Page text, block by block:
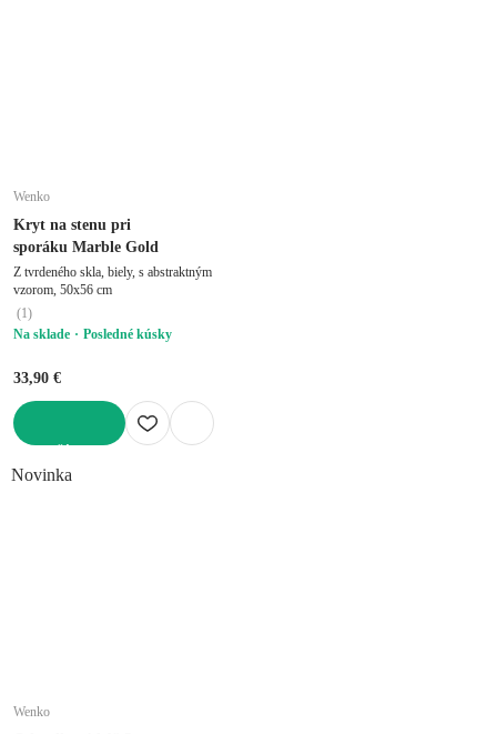
Wenko
Kryt na stenu pri
sporáku Marble Gold
Z tvrdeného skla, biely, s abstraktným
vzorom, 50x56 cm
(1)
Na sklade
Posledné kúsky
33,90 €
Novinka
Wenko